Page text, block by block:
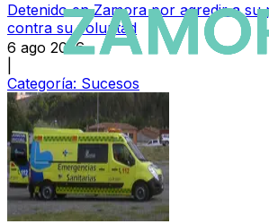
Detenido en Zamora por agredir a su
contra su voluntad
6 ago 2026
Categoría: Sucesos